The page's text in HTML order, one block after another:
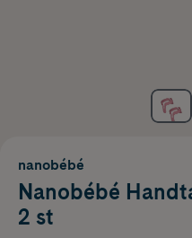
nanobébé
Nanobébé
2 st